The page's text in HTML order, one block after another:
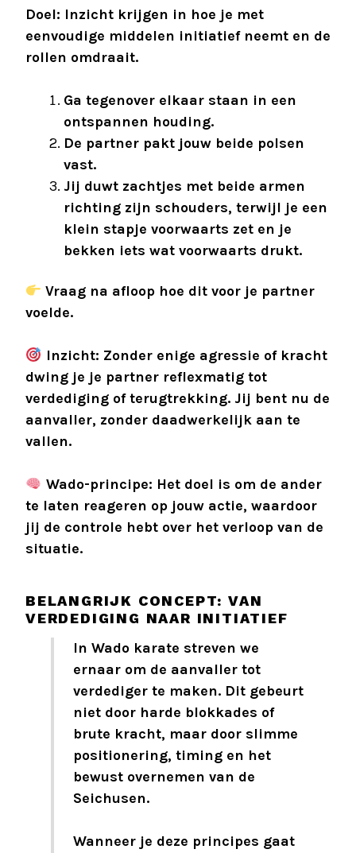
Doel: Inzicht krijgen in hoe je met
eenvoudige middelen initiatief neemt en de
rollen omdraait.
Ga tegenover elkaar staan in een
ontspannen houding.
De partner pakt jouw beide polsen
vast.
Jij duwt zachtjes met beide armen
richting zijn schouders, terwijl je een
klein stapje voorwaarts zet en je
bekken iets wat voorwaarts drukt.
Vraag na afloop hoe dit voor je partner
voelde.
Inzicht: Zonder enige agressie of kracht
dwing je je partner reflexmatig tot
verdediging of terugtrekking. Jij bent nu de
aanvaller, zonder daadwerkelijk aan te
vallen.
Wado-principe: Het doel is om de ander
te laten reageren op jouw actie, waardoor
jij de controle hebt over het verloop van de
situatie.
BELANGRIJK CONCEPT: VAN
VERDEDIGING NAAR INITIATIEF
In Wado karate streven we
ernaar om de aanvaller tot
verdediger te maken. Dit gebeurt
niet door harde blokkades of
brute kracht, maar door slimme
positionering, timing en het
bewust overnemen van de
Seichusen.
Wanneer je deze principes gaat